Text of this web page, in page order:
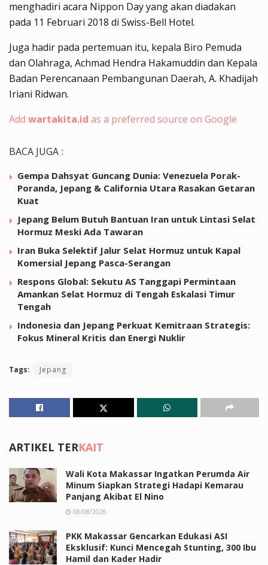
menghadiri acara Nippon Day yang akan diadakan
pada 11 Februari 2018 di Swiss-Bell Hotel.
Juga hadir pada pertemuan itu, kepala Biro Pemuda
dan Olahraga, Achmad Hendra Hakamuddin dan Kepala
Badan Perencanaan Pembangunan Daerah, A. Khadijah
Iriani Ridwan.
Add wartakita.id as a preferred source on Google
BACA JUGA :
Gempa Dahsyat Guncang Dunia: Venezuela Porak-
Poranda, Jepang & California Utara Rasakan Getaran
Kuat
Jepang Belum Butuh Bantuan Iran untuk Lintasi Selat
Hormuz Meski Ada Tawaran
Iran Buka Selektif Jalur Selat Hormuz untuk Kapal
Komersial Jepang Pasca-Serangan
Respons Global: Sekutu AS Tanggapi Permintaan
Amankan Selat Hormuz di Tengah Eskalasi Timur
Tengah
Indonesia dan Jepang Perkuat Kemitraan Strategis:
Fokus Mineral Kritis dan Energi Nuklir
Tags: Jepang
ARTIKEL TERKAIT
Wali Kota Makassar Ingatkan Perumda Air
Minum Siapkan Strategi Hadapi Kemarau
Panjang Akibat El Nino
08/08/2026
PKK Makassar Gencarkan Edukasi ASI
Eksklusif: Kunci Mencegah Stunting, 300 Ibu
Hamil dan Kader Hadir